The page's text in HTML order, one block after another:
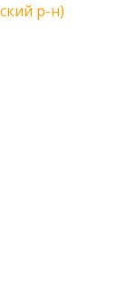
р-н)